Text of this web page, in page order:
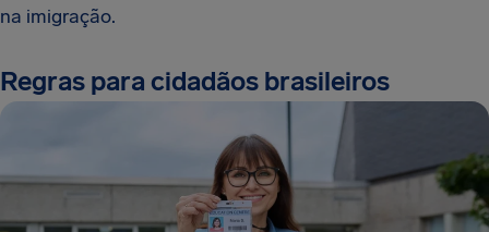
na imigração.
Regras para cidadãos brasileiros